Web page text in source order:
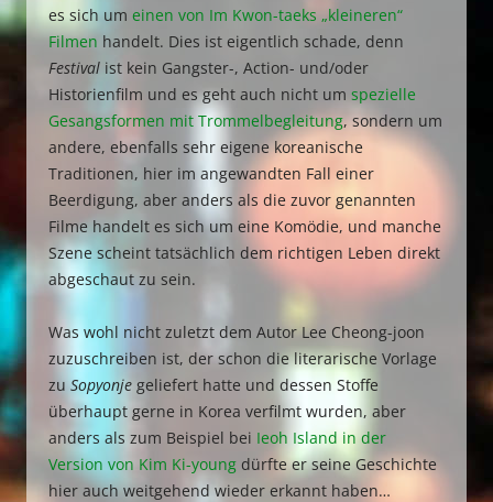
es sich um einen von Im Kwon-taeks „kleineren“
Filmen handelt. Dies ist eigentlich schade, denn
Festival ist kein Gangster-, Action- und/oder
Historienfilm und es geht auch nicht um spezielle
Gesangsformen mit Trommelbegleitung, sondern um
andere, ebenfalls sehr eigene koreanische
Traditionen, hier im angewandten Fall einer
Beerdigung, aber anders als die zuvor genannten
Filme handelt es sich um eine Komödie, und manche
Szene scheint tatsächlich dem richtigen Leben direkt
abgeschaut zu sein.
Was wohl nicht zuletzt dem Autor Lee Cheong-joon
zuzuschreiben ist, der schon die literarische Vorlage
zu Sopyonje geliefert hatte und dessen Stoffe
überhaupt gerne in Korea verfilmt wurden, aber
anders als zum Beispiel bei Ieoh Island in der
Version von Kim Ki-young dürfte er seine Geschichte
hier auch weitgehend wieder erkannt haben…